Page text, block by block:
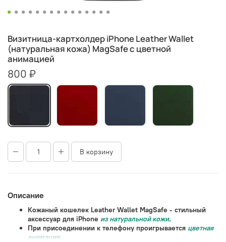
Визитница-картхолдер iPhone Leather Wallet
(натуральная кожа) MagSafe с цветной
анимацией
800 ₽
В корзину
Описание
Кожаный кошелек Leather Wallet MagSafe - стильный
аксессуар для iPhone из натуральной кожи.
При присоединении к телефону проигрывается цветная
анимация.